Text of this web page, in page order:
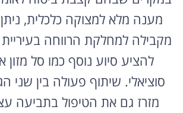
מענה מלא למצוקה כלכלית,
מקבילה למחלקת הרווחה
להציע סיוע נוסף כמו סל מזון
סוציאלי. שיתוף פעולה בין שני
מזרז גם את הטיפול בתביעה